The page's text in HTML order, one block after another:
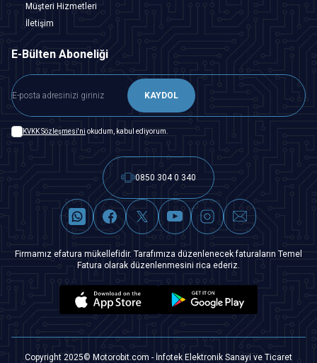
Müşteri Hizmetleri
İletişim
E-Bülten Aboneliği
KAYDOL
KVKK Sözleşmesi'ni okudum, kabul ediyorum.
0850 304 0 340
Firmamız efatura mükellefidir. Tarafımıza düzenlenecek faturaların Temel
Fatura olarak düzenlenmesini rica ederiz.
Copyright 2025© Motorobit.com - İnfotek Elektronik Sanayi ve Ticaret